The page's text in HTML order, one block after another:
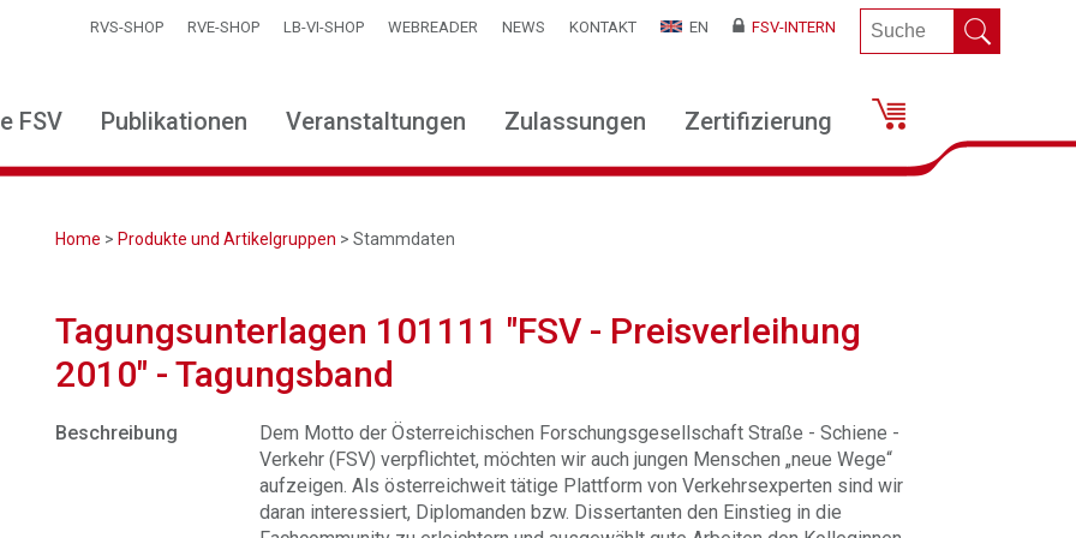
RVS-SHOP RVE-SHOP LB-VI-SHOP WEBREADER NEWS KONTAKT EN FSV-INTERN
FSV Publikationen Veranstaltungen Zulassungen Zertifizierung
Home > Produkte und Artikelgruppen > Stammdaten
Tagungsunterlagen 101111 "FSV - Preisverleihung
2010" - Tagungsband
Beschreibung
Dem Motto der Österreichischen Forschungsgesellschaft Straße - Schiene -
Verkehr (FSV) verpflichtet, möchten wir auch jungen Menschen „neue Wege“
aufzeigen. Als österreichweit tätige Plattform von Verkehrsexperten sind wir
daran interessiert, Diplomanden bzw. Dissertanten den Einstieg in die